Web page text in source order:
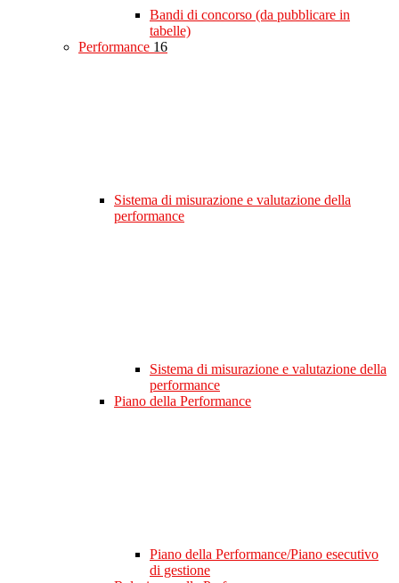
Bandi di concorso (da pubblicare in
tabelle)
Performance 16
Sistema di misurazione e valutazione della
performance
Sistema di misurazione e valutazione della
performance
Piano della Performance
Piano della Performance/Piano esecutivo
di gestione